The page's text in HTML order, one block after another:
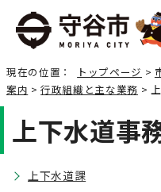
現在の位置： トップページ >
案内 >行政組織と主な業務 >
上下水道事
上下水道課